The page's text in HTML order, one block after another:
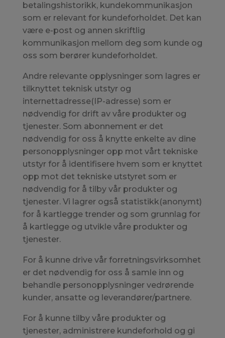
betalingshistorikk, kundekommunikasjon
som er relevant for kundeforholdet. Det kan
være e-post og annen skriftlig
kommunikasjon mellom deg som kunde og
oss som berører kundeforholdet.
Andre relevante opplysninger som lagres er
tilknyttet teknisk utstyr og
internettadresse(IP-adresse) som er
nødvendig for drift av våre produkter og
tjenester. Som abonnement er det
nødvendig for oss å knytte enkelte av dine
personopplysninger opp mot vårt tekniske
utstyr for å identifisere hvem som er knyttet
opp mot det tekniske utstyret som er
nødvendig for å tilby vår produkter og
tjenester. Vi lagrer også statistikk(anonymt)
for å kartlegge trender og som grunnlag for
å kartlegge og utvikle våre produkter og
tjenester.
For å kunne drive vår forretningsvirksomhet
er det nødvendig for oss å samle inn og
behandle personopplysninger vedrørende
kunder, ansatte og leverandører/partnere.
For å kunne tilby våre produkter og
tjenester, administrere kundeforhold og gi